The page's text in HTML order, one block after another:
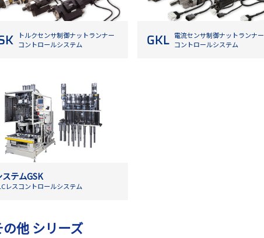
トルクセンサ制御ナットランナー
コントロールシステム
GKL 電流センサ制御ナットランナー
コントロールシステム
ステムGSK
レスコントロールシステム
他 シリーズ